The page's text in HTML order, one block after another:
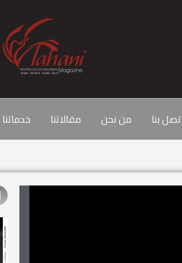
خدماتنا مقالاتنا من نحن بنا
الأعداد المطروحة​